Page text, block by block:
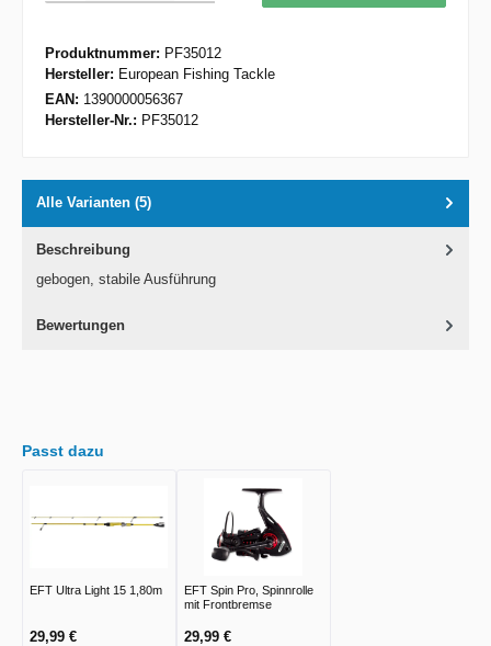
Produktnummer: PF35012
Hersteller: European Fishing Tackle
EAN: 1390000056367
Hersteller-Nr.: PF35012
Alle Varianten (5)
Beschreibung
gebogen, stabile Ausführung
Bewertungen
Passt dazu
EFT Ultra Light 15 1,80m
29,99 €
EFT Spin Pro, Spinnrolle
mit Frontbremse
29,99 €